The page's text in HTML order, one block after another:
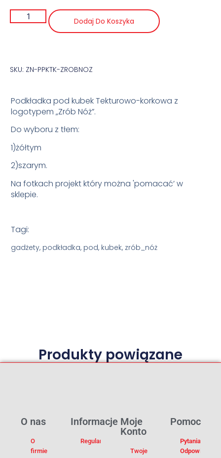
Dodaj Do Koszyka
SKU: ZN-PPKTK-ZROBNOZ
Podkładka pod kubek Tekturowo-korkowa z
logotypem „Zrób Nóż”.
Do wyboru z tłem:
1)żółtym
2)szarym.
Na fotkach projekt który można 'pomacać’ w
sklepie.
Tagi:
gadżety, podkładka, pod, kubek, zrób_nóż
Produkty powiązane
Pomoc
Pytania I
Odpowiedzi
Moje
Konto
Twoje
Informacje
Regulamin
O nas
O
firmie